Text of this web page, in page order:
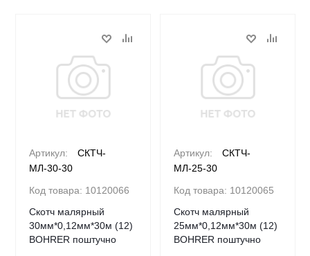
Артикул:
СКТЧ-
МЛ-30-30
Код товара: 10120066
Скотч малярный
30мм*0,12мм*30м (12)
BOHRER поштучно
Артикул:
СКТЧ-
МЛ-25-30
Код товара: 10120065
Скотч малярный
25мм*0,12мм*30м (12)
BOHRER поштучно